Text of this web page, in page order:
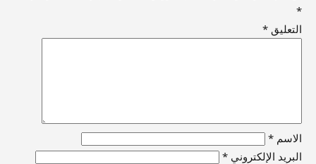
*
التعليق *
الاسم *
البريد الإلكتروني *